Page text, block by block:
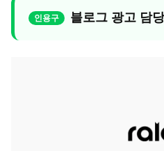
블로그 광고 담